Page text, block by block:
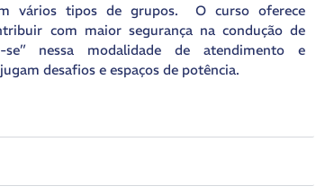
vários tipos de grupos. O curso oferece
com maior segurança na condução de
nessa modalidade de atendimento e
desafios e espaços de potência.